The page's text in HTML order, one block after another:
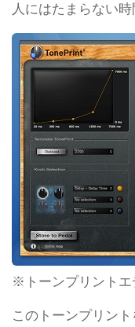
人にはたまらない時
※トーンプリントエ
このトーンプリン